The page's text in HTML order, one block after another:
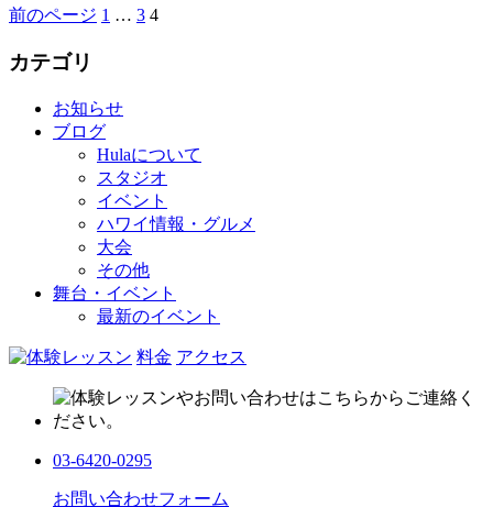
前のページ 1 … 3 4
カテゴリ
お知らせ
ブログ
Hulaについて
スタジオ
イベント
ハワイ情報・グルメ
大会
その他
舞台・イベント
最新のイベント
料金 アクセス
03-6420-0295
お問い合わせフォーム